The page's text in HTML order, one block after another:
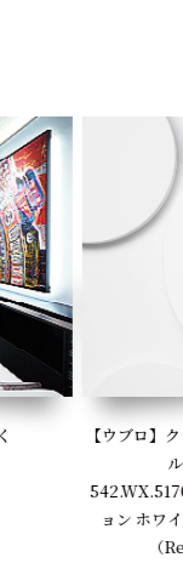
【ウブロ】ク
ル
ョン ホワイ
（